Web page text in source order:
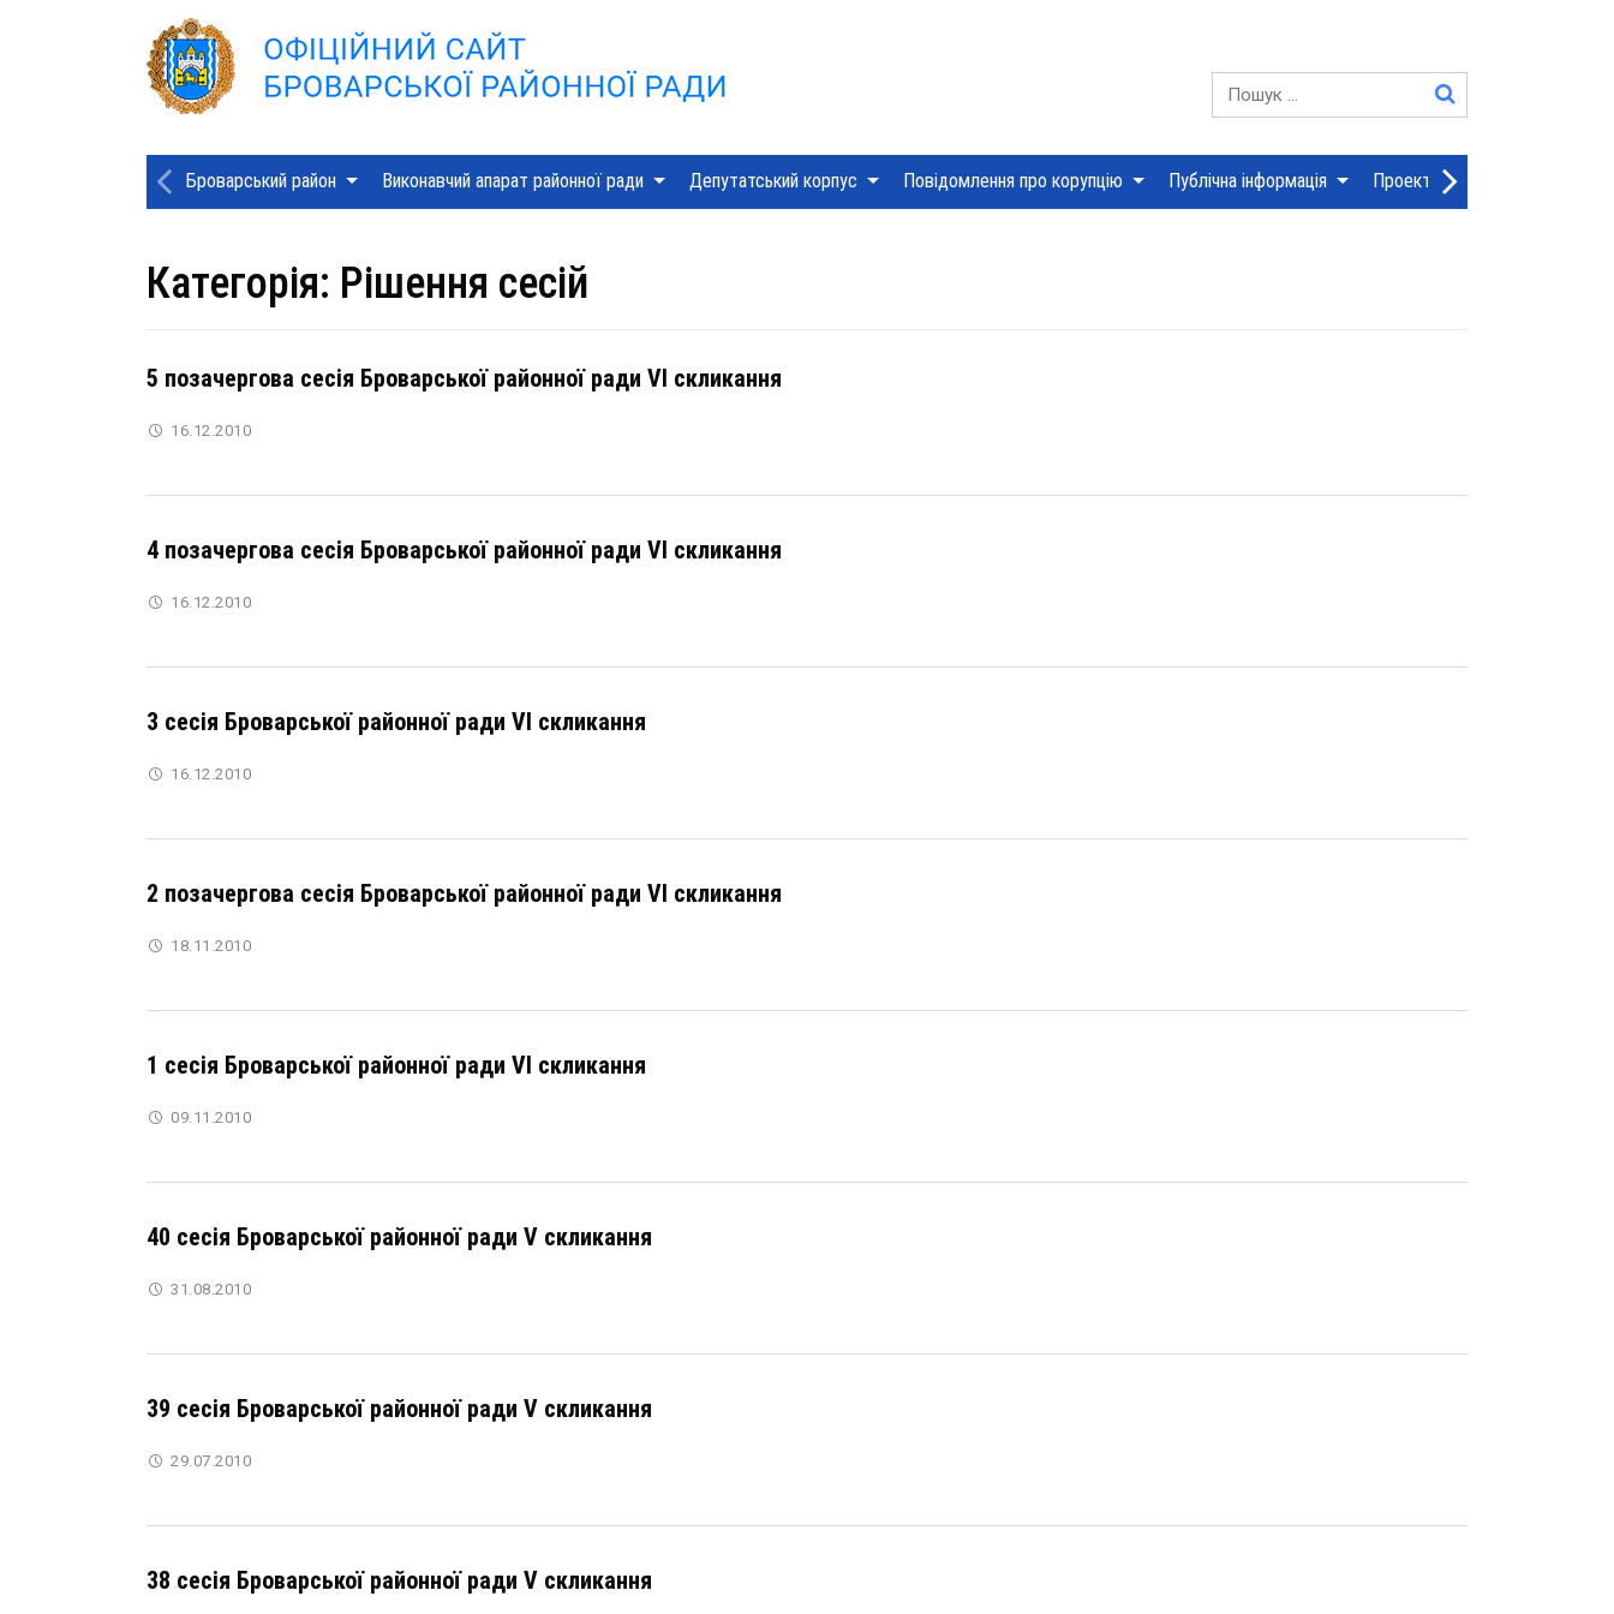
Броварський район Виконавчий апарат районної ради Депутатський корпус Повідомлення про корупцію Публічна інформація Проекти рішень сесій
Категорія: Рішення сесій
5 позачергова сесія Броварської районної ради VI скликання
16.12.2010
4 позачергова сесія Броварської районної ради VI скликання
16.12.2010
3 сесія Броварської районної ради VI скликання
16.12.2010
2 позачергова сесія Броварської районної ради VI скликання
18.11.2010
1 сесія Броварської районної ради VI скликання
09.11.2010
40 сесія Броварської районної ради V скликання
31.08.2010
39 сесія Броварської районної ради V скликання
29.07.2010
38 сесія Броварської районної ради V скликання